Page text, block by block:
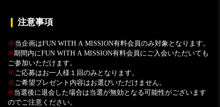
注意事項
※ 当企画はFUN WITH A MISSION有料会員のみ対象となります。
※期間内にFUN WITH A MISSION有料会員にご入会いただいても
ご参加いただけます。
※ ご応募はお一人様１回のみとなります。
※ ご希望プレゼント内容はお選びいただけません。
※当選後に退会した場合は当選が無効となる可能性がございます
のでご注意ください。